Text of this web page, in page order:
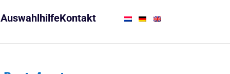
AuswahlhilfeKontakt